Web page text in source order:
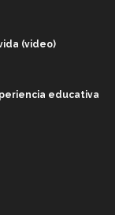
(video)
educativa